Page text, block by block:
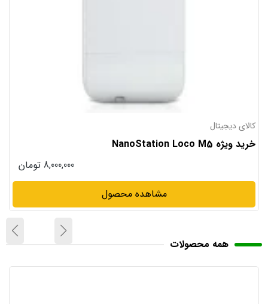
کالای دیجیتال
خرید ویژه NanoStation Loco M5
8,000,000 تومان
مشاهده محصول
همه محصولات